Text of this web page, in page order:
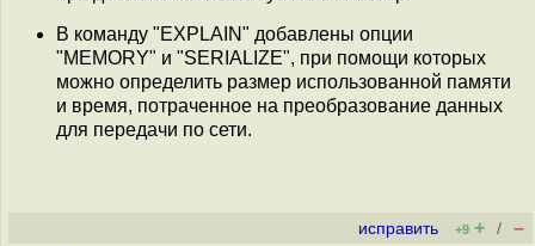
В команду "EXPLAIN" добавлены опции
"MEMORY" и "SERIALIZE", при помощи которых
можно определить размер использованной памяти
и время, потраченное на преобразование данных
для передачи по сети.
исправить +9 + / –